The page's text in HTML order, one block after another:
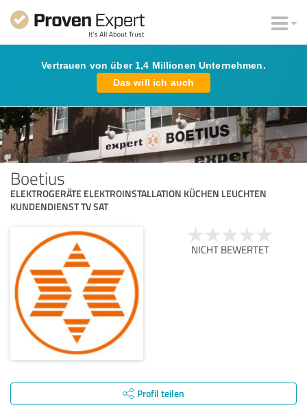
Vertrauen von über 1,4 Millionen Unternehmen.
Das will ich auch
Boetius
ELEKTROGERÄTE ELEKTROINSTALLATION KÜCHEN LEUCHTEN
KUNDENDIENST TV SAT
NICHT BEWERTET
Profil teilen